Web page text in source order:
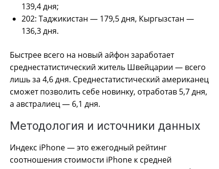
139,4 дня;
202: Таджикистан — 179,5 дня, Кыргызстан —
136,3 дня.
Быстрее всего на новый айфон заработает
среднестатистический житель Швейцарии — всего
лишь за 4,6 дня. Среднестатистический американец
сможет позволить себе новинку, отработав 5,7 дня,
а австралиец — 6,1 дня.
Методология и источники данных
Индекс iPhone — это ежегодный рейтинг
соотношения стоимости iPhone к средней